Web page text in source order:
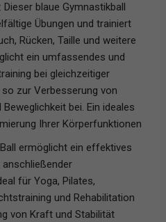
blaue Gymnastikball
Übungen und trainiert
Rücken, Taille und weitere
ein umfassendes und
bei gleichzeitiger
zur Verbesserung von
Beweglichkeit bei. Ein ideales
Ihrer Körperfunktionen
ermöglicht ein effektives
für Yoga, Pilates,
und Rehabilitation
von Kraft und Stabilität